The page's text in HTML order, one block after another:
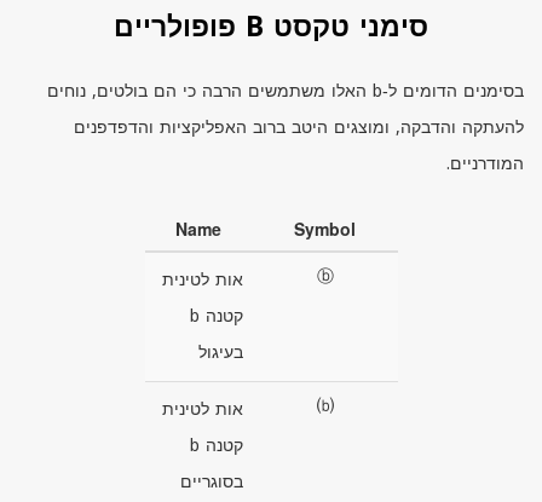
סימני טקסט B פופולריים
בסימנים הדומים ל‑b האלו משתמשים הרבה כי הם בולטים, נוחים
להעתקה והדבקה, ומוצגים היטב ברוב האפליקציות והדפדפנים
המודרניים.
Symbol
Name
ⓑ
אות לטינית
קטנה b
בעיגול
⒝
אות לטינית
קטנה b
בסוגריים